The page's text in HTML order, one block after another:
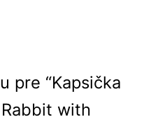
pre “Kapsička
with